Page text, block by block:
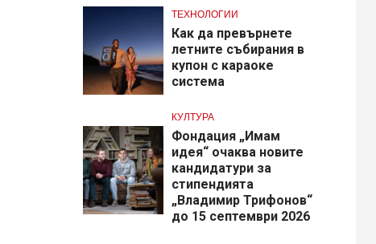
ТЕХНОЛОГИИ
Как да превърнете
летните събирания в
купон с караоке
система
КУЛТУРА
Фондация „Имам
идея“ очаква новите
кандидатури за
стипендията
„Владимир Трифонов“
до 15 септември 2026